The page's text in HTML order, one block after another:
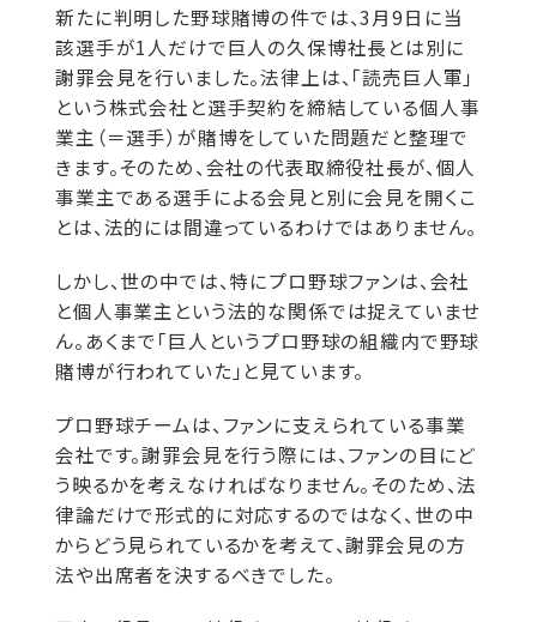
新たに判明した野球賭博の件では、3月9日に当
該選手が1人だけで巨人の久保博社長とは別に
謝罪会見を行いました。法律上は、「読売巨人軍」
という株式会社と選手契約を締結している個人事
業主（＝選手）が賭博をしていた問題だと整理で
きます。そのため、会社の代表取締役社長が、個人
事業主である選手による会見と別に会見を開くこ
とは、法的には間違っているわけではありません。
しかし、世の中では、特にプロ野球ファンは、会社
と個人事業主という法的な関係では捉えていませ
ん。あくまで「巨人というプロ野球の組織内で野球
賭博が行われていた」と見ています。
プロ野球チームは、ファンに支えられている事業
会社です。謝罪会見を行う際には、ファンの目にど
う映るかを考えなければなりません。そのため、法
律論だけで形式的に対応するのではなく、世の中
からどう見られているかを考えて、謝罪会見の方
法や出席者を決するべきでした。